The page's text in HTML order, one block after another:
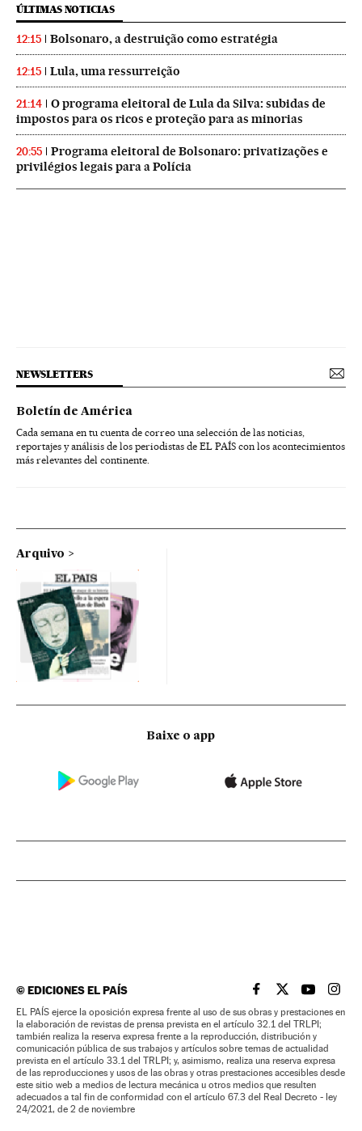
ÚLTIMAS NOTICIAS
12:15 Bolsonaro, a destruição como estratégia
12:15 Lula, uma ressurreição
21:14
O programa eleitoral de Lula da Silva: subidas de
impostos para os ricos e proteção para as minorias
20:55
Programa eleitoral de Bolsonaro: privatizações e
privilégios legais para a Polícia
NEWSLETTERS
Boletín de América
Cada semana en tu cuenta de correo una selección de las noticias,
reportajes y análisis de los periodistas de EL PAÍS con los acontecimientos
más relevantes del continente.
Arquivo
Baixe o app
©EDICIONES EL PAÍS EL PAÍS BRASIL EN
EL PAÍSEL PAÍS
EL
EL PAÍS ejerce la oposición expresa frente al uso de sus obras y prestaciones en
la elaboración de revistas de prensa prevista en el artículo 32.1 del TRLPI;
también realiza la reserva expresa frente a la reproducción, distribución y
comunicación pública de sus trabajos y artículos sobre temas de actualidad
prevista en el artículo 33.1 del TRLPI; y, asimismo, realiza una reserva expresa
de las reproducciones y usos de las obras y otras prestaciones accesibles desde
este sitio web a medios de lectura mecánica u otros medios que resulten
adecuados a tal fin de conformidad con el artículo 67.3 del Real Decreto - ley
24/2021, de 2 de noviembre